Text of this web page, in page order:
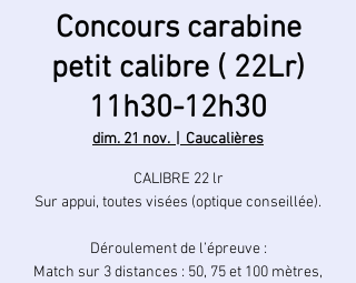
Concours carabine
petit calibre ( 22Lr)
11h30-12h30
dim. 21 nov.
  |
Caucalières
CALIBRE 22 lr
Sur appui, toutes visées (optique conseillée).
Déroulement de l’épreuve :
Match sur 3 distances : 50, 75 et 100 mètres,